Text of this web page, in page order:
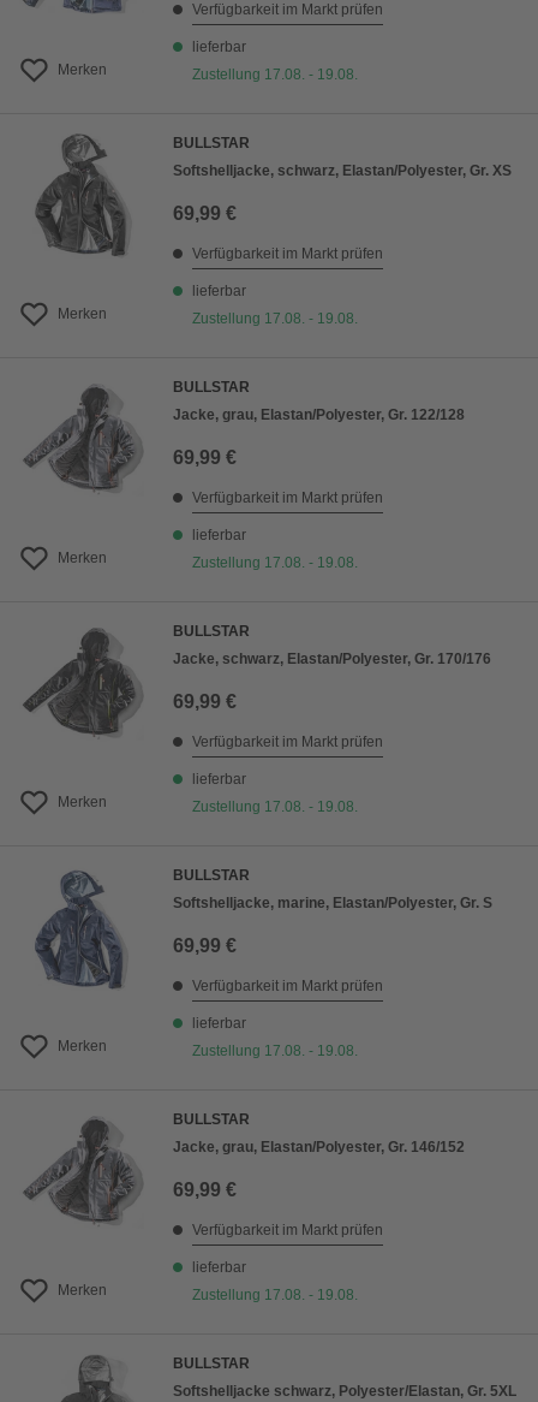
Merken
Verfügbarkeit im Markt prüfen
lieferbar
Zustellung 17.08. - 19.08.
Merken
BULLSTAR
Softshelljacke, schwarz, Elastan/Polyester, Gr. XS
69,99 €
Verfügbarkeit im Markt prüfen
lieferbar
Zustellung 17.08. - 19.08.
Merken
BULLSTAR
Jacke, grau, Elastan/Polyester, Gr. 122/128
69,99 €
Verfügbarkeit im Markt prüfen
lieferbar
Zustellung 17.08. - 19.08.
Merken
BULLSTAR
Jacke, schwarz, Elastan/Polyester, Gr. 170/176
69,99 €
Verfügbarkeit im Markt prüfen
lieferbar
Zustellung 17.08. - 19.08.
Merken
BULLSTAR
Softshelljacke, marine, Elastan/Polyester, Gr. S
69,99 €
Verfügbarkeit im Markt prüfen
lieferbar
Zustellung 17.08. - 19.08.
Merken
BULLSTAR
Jacke, grau, Elastan/Polyester, Gr. 146/152
69,99 €
Verfügbarkeit im Markt prüfen
lieferbar
Zustellung 17.08. - 19.08.
BULLSTAR
Softshelljacke schwarz, Polyester/Elastan, Gr. 5XL